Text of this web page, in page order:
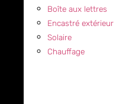
Boîte aux lettres
Encastré extérieur
Solaire
Chauffage